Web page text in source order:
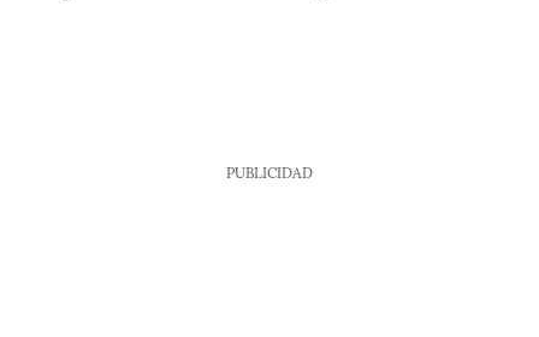
PUBLICIDAD